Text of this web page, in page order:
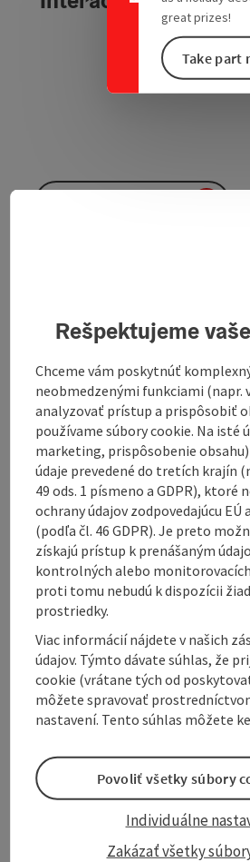
great prizes!
Take part
This tour leads partly along the
trail.
From the car park, continue along
Haslau to the junction for Ebnat.
uphill to its end, where the
(Tannenweg) continues through
Vöcklatal valley. The Hussen
little off the forest path in the
Once we reach Haslaustraße, we
Hascherl-Marterl (item 90) and
road back to the car park.
Tour and route information
Along the trail
To the website
Rešpektujeme
Chceme vám poskytnúť
neobmedzenými funkciami (napr.
analyzovať prístup a prispôsobiť
používame súbory cookie. Na isté
marketing, prispôsobenie
údaje prevedené do tretích krajín
49 ods. 1 písmeno a GDPR), ktoré
ochrany údajov zodpovedajúcu
(podľa čl. 46 GDPR). Je preto
získajú prístup k prenášaným
kontrolných alebo
proti tomu nebudú k dispozícii
prostriedky.
Viac informácií nájdete v našich
údajov. Týmto dávate súhlas, že
cookie (vrátane tých od
môžete spravovať
nastavení. Tento súhlas môžete
Zakázať všetky
Individuálne
Povoliť všetky súbory